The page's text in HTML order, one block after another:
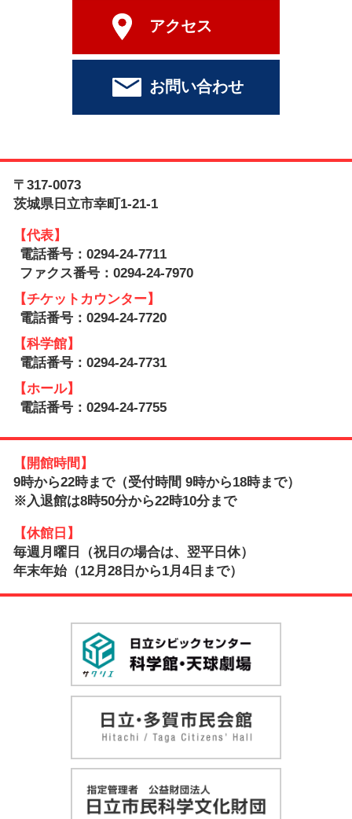
アクセス
お問い合わせ
〒317-0073
茨城県日立市幸町1-21-1
【代表】
電話番号：0294-24-7711
ファクス番号：0294-24-7970
【チケットカウンター】
電話番号：0294-24-7720
【科学館】
電話番号：0294-24-7731
【ホール】
電話番号：0294-24-7755
【開館時間】
9時から22時まで（受付時間 9時から18時まで）
※入退館は8時50分から22時10分まで
【休館日】
毎週月曜日（祝日の場合は、翌平日休）
年末年始（12月28日から1月4日まで）